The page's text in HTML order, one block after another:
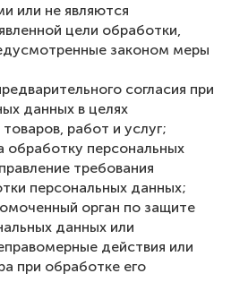
или не являются
цели обработки,
законом меры
согласия при
данных в целях
работ и услуг;
обработку персональных
требования
персональных данных;
орган по защите
данных или
действия или
при обработке его